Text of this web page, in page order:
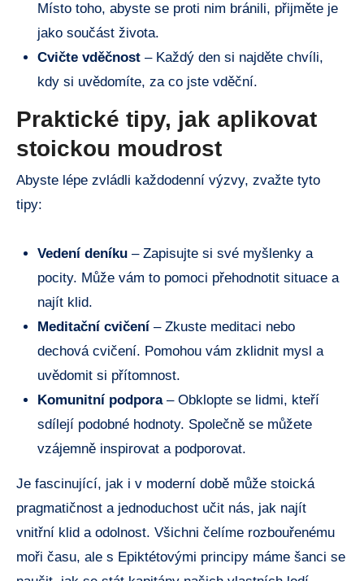
Místo toho, abyste se proti nim bránili, přijměte je
jako součást života.
Cvičte vděčnost– Každý den si najděte chvíli,
kdy si uvědomíte, za co jste vděční.
Praktické tipy, jak aplikovat
stoickou moudrost
Abyste lépe zvládli každodenní výzvy, zvažte tyto
tipy:
Vedení deníku– Zapisujte si své myšlenky a
pocity. Může vám to pomoci přehodnotit situace a
najít klid.
Meditační cvičení– Zkuste meditaci nebo
dechová cvičení. Pomohou vám zklidnit mysl a
uvědomit si přítomnost.
Komunitní podpora– Obklopte se lidmi, kteří
sdílejí podobné hodnoty. Společně se můžete
vzájemně inspirovat a podporovat.
Je fascinující, jak i v moderní době může stoická
pragmatičnost a jednoduchost učit nás, jak najít
vnitřní klid a odolnost. Všichni čelíme rozbouřenému
moři času, ale s Epiktétovými principy máme šanci se